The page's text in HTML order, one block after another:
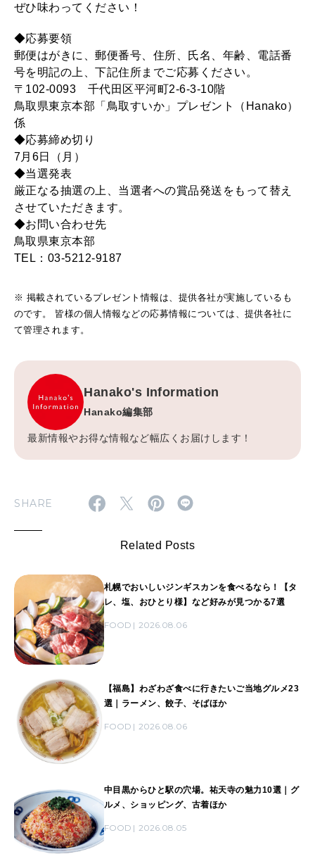
2025年12月号「お酒の新常識。」
ぜひ味わってください！
◆応募要領
郵便はがきに、郵便番号、住所、氏名、年齢、電話番
号を明記の上、下記住所までご応募ください。
〒102-0093 千代田区平河町2-6-3-10階
鳥取県東京本部「鳥取すいか」プレゼント（Hanako）
係
◆応募締め切り
7月6日（月）
◆当選発表
厳正なる抽選の上、当選者への賞品発送をもって替え
させていただきます。
◆お問い合わせ先
鳥取県東京本部
TEL：03-5212-9187
※ 掲載されているプレゼント情報は、提供各社が実施しているも
のです。 皆様の個人情報などの応募情報については、提供各社に
て管理されます。
Hanako's Information
Hanako編集部
最新情報やお得な情報など幅広くお届けします！
SHARE
Related Posts
札幌でおいしいジンギスカンを食べるなら！【タ
レ、塩、おひとり様】など好みが見つかる7選
FOOD 2026.08.06
【福島】わざわざ食べに行きたいご当地グルメ23
選｜ラーメン、餃子、そばほか
FOOD 2026.08.06
中目黒からひと駅の穴場。祐天寺の魅力10選｜グ
ルメ、ショッピング、古着ほか
FOOD 2026.08.05